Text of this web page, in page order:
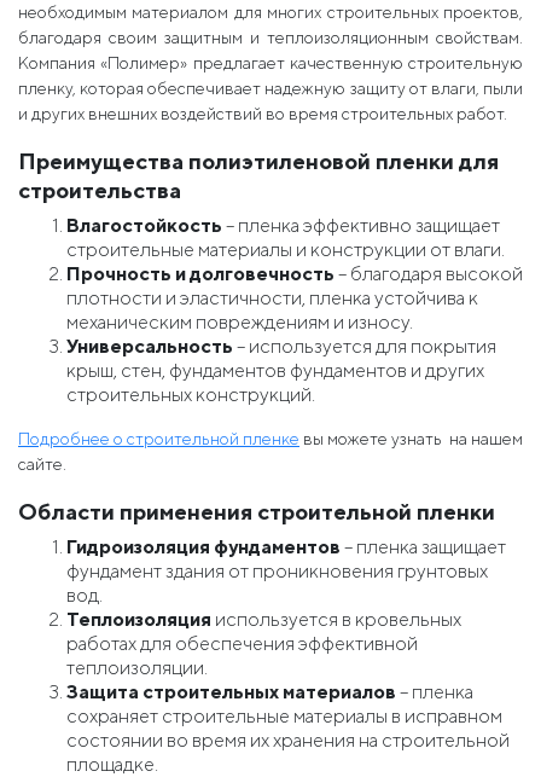
необходимым материалом для многих строительных проектов,
благодаря своим защитным и теплоизоляционным свойствам.
Компания «Полимер» предлагает качественную строительную
пленку, которая обеспечивает надежную защиту от влаги, пыли
и других внешних воздействий во время строительных работ.
Преимущества полиэтиленовой пленки для
строительства
Влагостойкость – пленка эффективно защищает
строительные материалы и конструкции от влаги.
Прочность и долговечность – благодаря высокой
плотности и эластичности, пленка устойчива к
механическим повреждениям и износу.
Универсальность – используется для покрытия
крыш, стен, фундаментов фундаментов и других
строительных конструкций.
Подробнее о строительной пленке вы можете узнать на нашем
сайте.
Области применения строительной пленки
Гидроизоляция фундаментов – пленка защищает
фундамент здания от проникновения грунтовых
вод.
Теплоизоляция используется в кровельных
работах для обеспечения эффективной
теплоизоляции.
Защита строительных материалов – пленка
сохраняет строительные материалы в исправном
состоянии во время их хранения на строительной
площадке.